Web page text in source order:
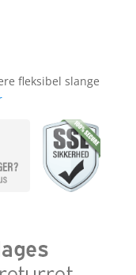
fleksibel slange